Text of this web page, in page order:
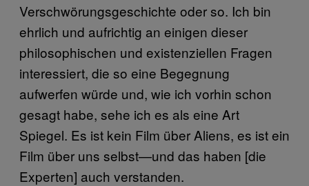
Verschwörungsgeschichte oder so. Ich bin
ehrlich und aufrichtig an einigen dieser
philosophischen und existenziellen Fragen
interessiert, die so eine Begegnung
aufwerfen würde und, wie ich vorhin schon
gesagt habe, sehe ich es als eine Art
Spiegel. Es ist kein Film über Aliens, es ist ein
Film über uns selbst—und das haben [die
Experten] auch verstanden.